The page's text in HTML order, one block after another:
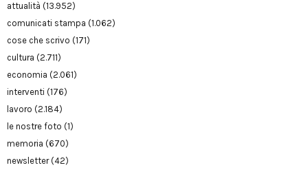
attualità (13.952)
comunicati stampa (1.062)
cose che scrivo (171)
cultura (2.711)
economia (2.061)
interventi (176)
lavoro (2.184)
le nostre foto (1)
memoria (670)
newsletter(42)